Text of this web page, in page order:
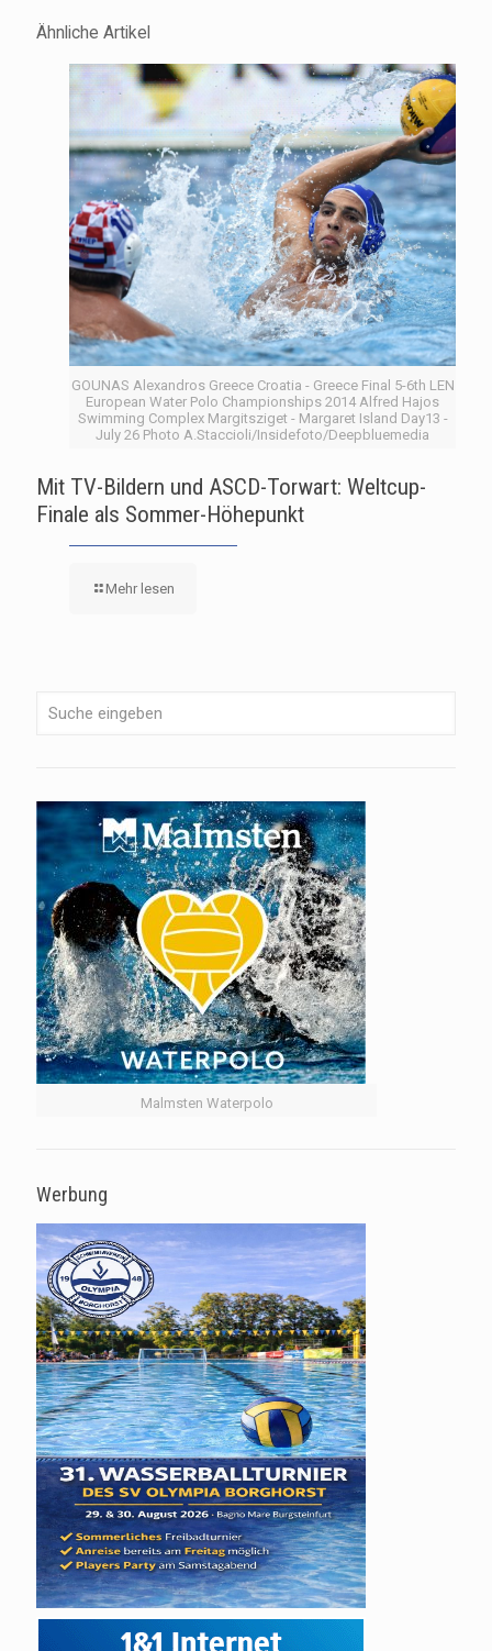
Ähnliche Artikel
GOUNAS Alexandros Greece Croatia - Greece Final 5-6th LEN
European Water Polo Championships 2014 Alfred Hajos
Swimming Complex Margitsziget - Margaret Island Day13 -
July 26 Photo A.Staccioli/Insidefoto/Deepbluemedia
Mit TV-Bildern und ASCD-Torwart: Weltcup-
Finale als Sommer-Höhepunkt
Mehr lesen
Malmsten Waterpolo
Werbung